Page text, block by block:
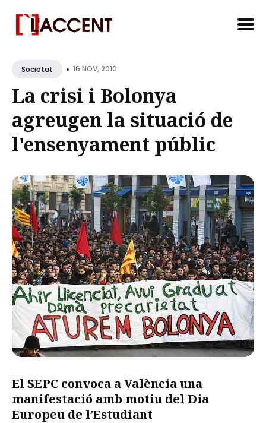
forSocietat • 16 NOV, 2010
La crisi i Bolonya
agreugen la situació de
l'ensenyament públic
El SEPC convoca a València una
manifestació amb motiu del Dia
Europeu de l’Estudiant